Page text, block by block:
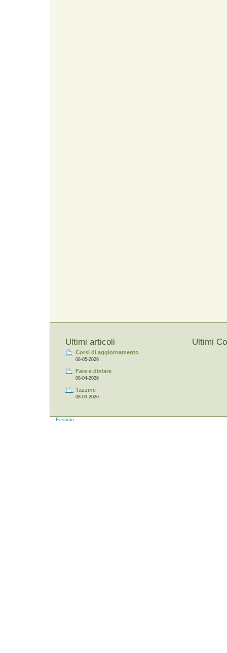
Ultimi articoli
Corsi di aggiornamento
08-05-2026
Fare e disfare
08-04-2026
Tazzine
08-03-2026
Ultimi
Fastidio